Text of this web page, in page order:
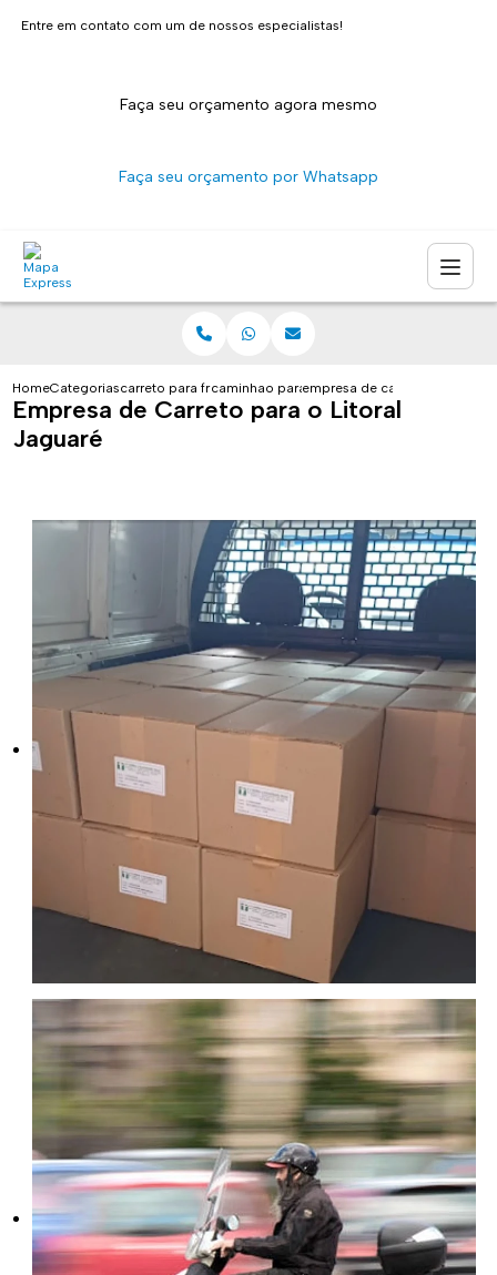
Entre em contato com um de nossos especialistas!
Faça seu orçamento agora mesmo
Faça seu orçamento por Whatsapp
HomeCategoriascarreto para fretescaminhao para carreto sao paulo
empresa de carreto para o
Empresa de Carreto para o Litoral
Jaguaré